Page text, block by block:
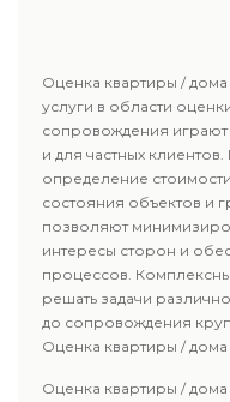
Оценка квартиры /
услуги в области
сопровождения играют
и для частных
определение
состояния объектов и
позволяют
интересы сторон и
процессов.
решать задачи
до сопровождения
Оценка квартиры / дома
Оценка квартиры /